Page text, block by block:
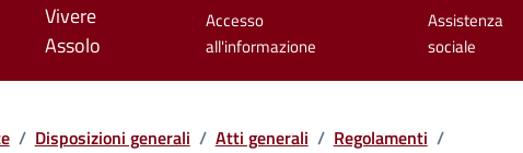
Vivere
Assolo
Accesso
all'informazione
Assistenza
sociale
/ Disposizioni generali / Atti generali / Regolamenti /